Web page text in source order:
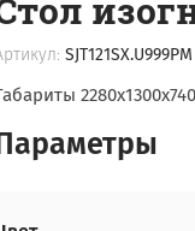
SJT121SX.U999PM
2280х1300х740